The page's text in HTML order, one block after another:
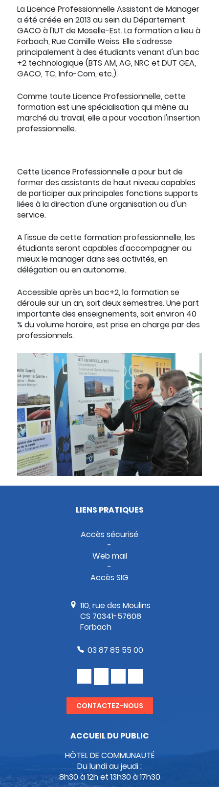
La Licence Professionnelle Assistant de Manager
a été créée en 2013 au sein du Département
GACO à l'IUT de Moselle-Est. La formation a lieu à
Forbach, Rue Camille Weiss. Elle s'adresse
principalement à des étudiants venant d'un bac
+2 technologique (BTS AM, AG, NRC et DUT GEA,
GACO, TC, Info-Com, etc.).
Comme toute Licence Professionnelle, cette
formation est une spécialisation qui mène au
marché du travail, elle a pour vocation l'insertion
professionnelle.
Cette Licence Professionnelle a pour but de
former des assistants de haut niveau capables
de participer aux principales fonctions supports
liées à la direction d'une organisation ou d'un
service.
A l'issue de cette formation professionnelle, les
étudiants seront capables d'accompagner au
mieux le manager dans ses activités, en
délégation ou en autonomie.
Accessible après un bac+2, la formation se
déroule sur un an, soit deux semestres. Une part
importante des enseignements, soit environ 40
% du volume horaire, est prise en charge par des
professionnels.
LIENS PRATIQUES
Accès sécurisé
Web mail
Accès SIG
110, rue des Moulins
CS 70341-57608
Forbach
03 87 85 55 00
CONTACTEZ-NOUS
ACCUEIL DU PUBLIC
HÔTEL DE COMMUNAUTÉ
Du lundi au jeudi :
8h30 à 12h et 13h30 à 17h30